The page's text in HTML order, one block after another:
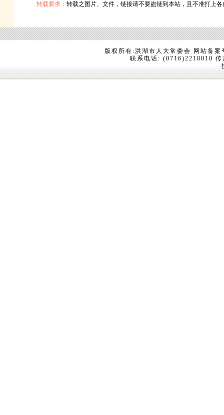
转载要求： 转载之图片、文件，链接请不要盗链到本站，且不准打上
版权所有:洪湖市人大常委会 网站备案
联系电话: (0716)2218010